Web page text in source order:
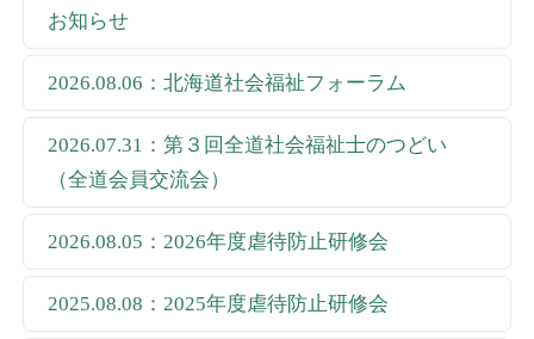
お知らせ
2026.08.06：北海道社会福祉フォーラム
2026.07.31：第３回全道社会福祉士のつどい
（全道会員交流会）
2026.08.05：2026年度虐待防止研修会
2025.08.08：2025年度虐待防止研修会